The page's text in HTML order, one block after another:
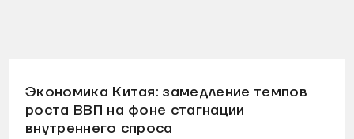
Экономика Китая: замедление темпов
роста ВВП на фоне стагнации
внутреннего спроса